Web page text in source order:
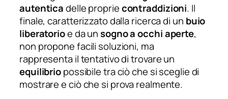
autenticadelle propriecontraddizioni. Il
finale, caratterizzato dalla ricerca di un buio
liberatorioe da unsogno a occhi aperte,
non propone facili soluzioni, ma
rappresenta il tentativo di trovare un
equilibriopossibile tra ciò che si sceglie di
mostrare e ciò che si prova realmente.